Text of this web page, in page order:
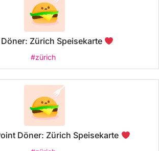
Zürich Speisekarte
#zürich
Döner: Zürich Speisekarte